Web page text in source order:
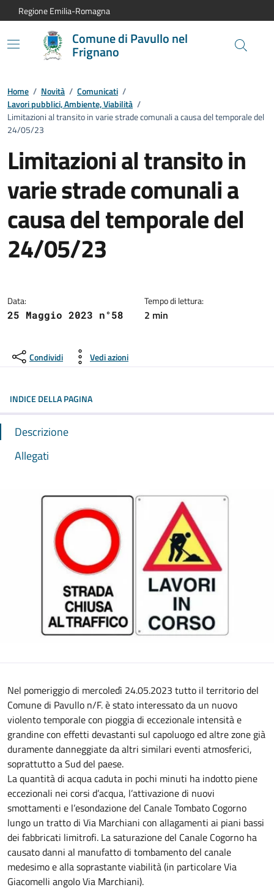
Vai al contenuto principale
Vai alla navigazione del sito
Vai al piede di pagina
Regione Emilia-Romagna
Comune di Pavullo nel
Frignano
Home / Novità / Comunicati /
Lavori pubblici, Ambiente, Viabilità /
Limitazioni al transito in varie strade comunali a causa del temporale del
24/05/23
Limitazioni al transito in
varie strade comunali a
causa del temporale del
24/05/23
Data:
25 Maggio 2023 n°58
Tempo di lettura:
2 min
Condividi Vedi azioni
INDICE DELLA PAGINA
Descrizione
Allegati
Nel pomeriggio di mercoledì 24.05.2023 tutto il territorio del
Comune di Pavullo n/F. è stato interessato da un nuovo
violento temporale con pioggia di eccezionale intensità e
grandine con effetti devastanti sul capoluogo ed altre zone già
duramente danneggiate da altri similari eventi atmosferici,
soprattutto a Sud del paese.
La quantità di acqua caduta in pochi minuti ha indotto piene
eccezionali nei corsi d’acqua, l’attivazione di nuovi
smottamenti e l’esondazione del Canale Tombato Cogorno
lungo un tratto di Via Marchiani con allagamenti ai piani bassi
dei fabbricati limitrofi. La saturazione del Canale Cogorno ha
causato danni al manufatto di tombamento del canale
medesimo e alla soprastante viabilità (in particolare Via
Giacomelli angolo Via Marchiani).